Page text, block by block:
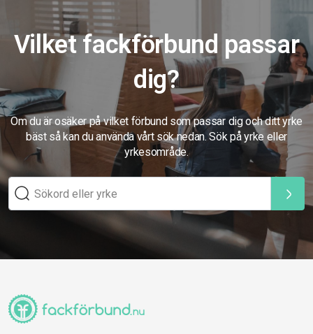
Vilket fackförbund passar
dig?
Om du är osäker på vilket förbund som passar dig och ditt yrke
bäst så kan du använda vårt sök nedan. Sök på yrke eller
yrkesområde.